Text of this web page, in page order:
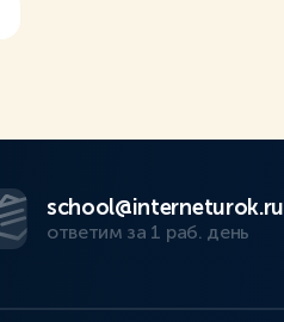
school@interneturok.ru
ответим за 1 раб. день